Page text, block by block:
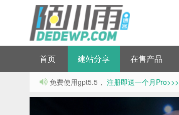
首页 建站分享 在售产品
免费使用gpt5.5， 注册即送一个月Pro>>>